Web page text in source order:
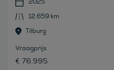
2025
12.659 km
Tilburg
Vraagprijs
€ 76.995